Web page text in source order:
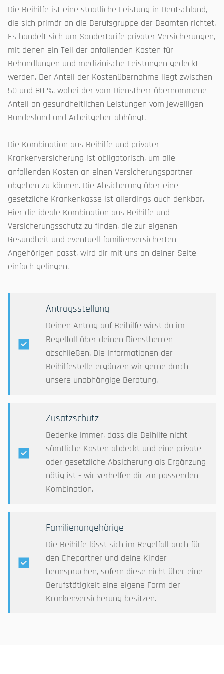
Home
Referenzen
Versicherungen
ARBEITSPLATZABSICHERUNG
Die Beihilfe ist eine staatliche Leistung in Deutschland,
die sich primär an die Berufsgruppe der Beamten richtet.
Es handelt sich um Sondertarife privater Versicherungen,
mit denen ein Teil der anfallenden Kosten für
Behandlungen und medizinische Leistungen gedeckt
werden. Der Anteil der Kostenübernahme liegt zwischen
50 und 80 %, wobei der vom Dienstherr übernommene
Anteil an gesundheitlichen Leistungen vom jeweiligen
Bundesland und Arbeitgeber abhängt.
Die Kombination aus Beihilfe und privater
Krankenversicherung ist obligatorisch, um alle
anfallenden Kosten an einen Versicherungspartner
abgeben zu können. Die Absicherung über eine
gesetzliche Krankenkasse ist allerdings auch denkbar.
Hier die ideale Kombination aus Beihilfe und
Versicherungsschutz zu finden, die zur eigenen
Gesundheit und eventuell familienversicherten
Angehörigen passt, wird dir mit uns an deiner Seite
einfach gelingen.
Antragsstellung
Deinen Antrag auf Beihilfe wirst du im
Regelfall über deinen Dienstherren
abschließen. Die Informationen der
Beihilfestelle ergänzen wir gerne durch
unsere unabhängige Beratung.
Zusatzschutz
Bedenke immer, dass die Beihilfe nicht
sämtliche Kosten abdeckt und eine private
oder gesetzliche Absicherung als Ergänzung
nötig ist - wir verhelfen dir zur passenden
Kombination.
Familienangehörige
Die Beihilfe lässt sich im Regelfall auch für
den Ehepartner und deine Kinder
beanspruchen, sofern diese nicht über eine
Berufstätigkeit eine eigene Form der
Krankenversicherung besitzen.